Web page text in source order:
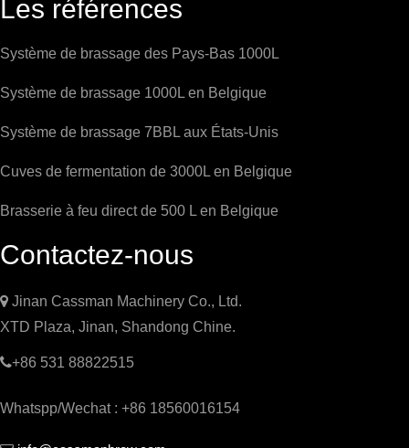
Les références
Système de brassage des Pays-Bas 1000L
Système de brassage 1000L en Belgique
Système de brassage 7BBL aux États-Unis
Cuves de fermentation de 3000L en Belgique
Brasserie à feu direct de 500 L en Belgique
Contactez-nous
 Jinan Cassman Machinery Co., Ltd.
XTD Plaza, Jinan, Shandong Chine.
+86 531 88822515
Whatspp/Wechat : +86 18560016154